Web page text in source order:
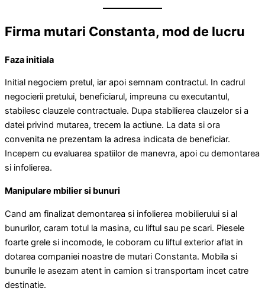
Firma mutari Constanta, mod de lucru
Faza initiala
Initial negociem pretul, iar apoi semnam contractul. In cadrul
negocierii pretului, beneficiarul, impreuna cu executantul,
stabilesc clauzele contractuale. Dupa stabilierea clauzelor si a
datei privind mutarea, trecem la actiune. La data si ora
convenita ne prezentam la adresa indicata de beneficiar.
Incepem cu evaluarea spatiilor de manevra, apoi cu demontarea
si infolierea.
Manipulare mbilier si bunuri
Cand am finalizat demontarea si infolierea mobilierului si al
bunurilor, caram totul la masina, cu liftul sau pe scari. Piesele
foarte grele si incomode, le coboram cu liftul exterior aflat in
dotarea companiei noastre de mutari Constanta. Mobila si
bunurile le asezam atent in camion si transportam incet catre
destinatie.